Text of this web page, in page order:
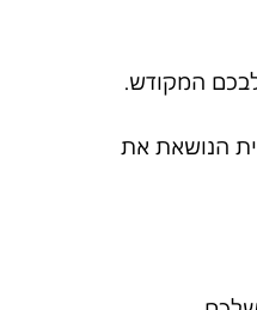
המקודש.
הנושאת את